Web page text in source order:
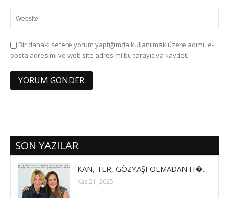
Bir dahaki sefere yorum yaptığımda kullanılmak üzere adımı, e-
posta adresimi ve web site adresimi bu tarayıcıya kaydet.
SON YAZILAR
KAN, TER, GÖZYAŞI OLMADAN H�...
Kas 21, 2025